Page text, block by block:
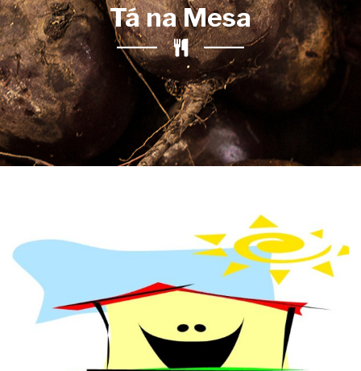
Tá na Mesa